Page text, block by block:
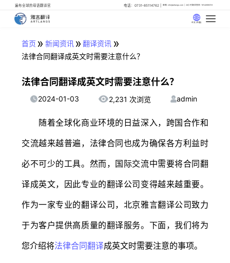
遍布全球的母语翻译官 电话：0731-85114762 邮箱: info@artlangs.com 24小时翻译管家: 18142666316
中文 (中国)
首页 » 新闻资讯» 翻译资讯 »
法律合同翻译成英文时需要注意什么？
法律合同翻译成英文时需要注意什么？
2024-01-03 2,231 次浏览 admin
随着全球化商业环境的日益深入，跨国合作和
交流越来越普遍，法律合同也成为确保各方利益时
必不可少的工具。然而，国际交流中需要将合同翻
译成英文，因此专业的翻译公司变得越来越重要。
作为一家专业的翻译公司，北京雅言翻译公司致力
于为客户提供高质量的翻译服务。下面，我们将为
您介绍将法律合同翻译成英文时需要注意的事项。